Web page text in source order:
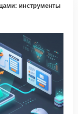
инструменты